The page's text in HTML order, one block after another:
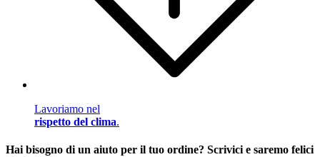
Lavoriamo nel
rispetto del clima.
Hai bisogno di un aiuto per il tuo ordine? Scrivici e saremo felici